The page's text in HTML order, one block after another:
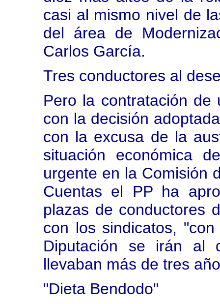
casi al mismo nivel de
del área de
Carlos García.
Tres conductores al
Pero la contratación de
con la decisión
con la excusa de la
situación económica
urgente en la Comisión
Cuentas el PP ha
plazas de conductores
con los sindicatos,
Diputación se irán al
llevaban más de tres
"Dieta Bendodo"